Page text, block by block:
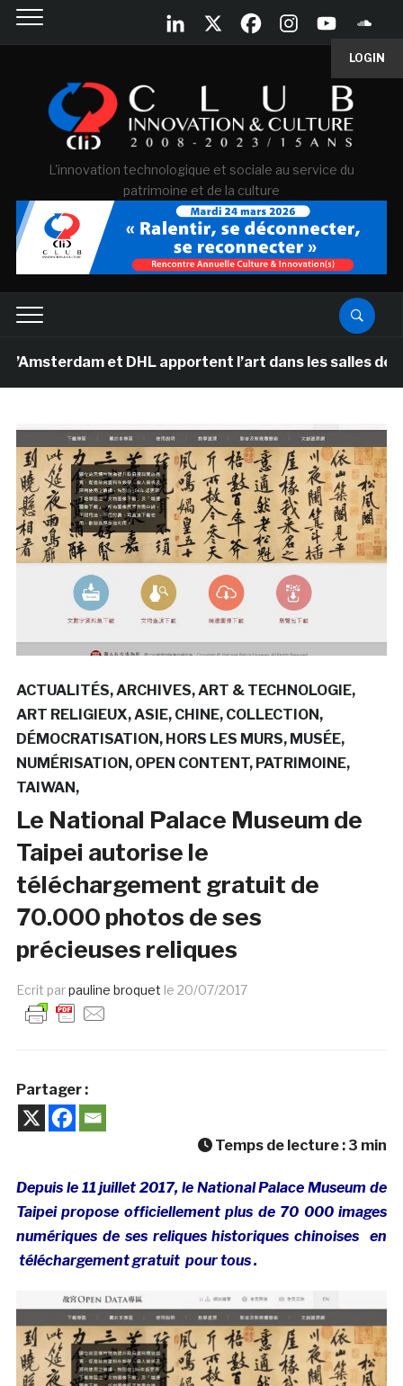
LOGIN
L'innovation technologique et sociale au service du
patrimoine et de la culture
et DHL apportent l’art dans les salles de classe
ACTUALITÉS ARCHIVES ART & TECHNOLOGIE
ART RELIGIEUX ASIE CHINE COLLECTION
DÉMOCRATISATION HORS LES MURS MUSÉE
NUMÉRISATION OPEN CONTENT PATRIMOINE
TAIWAN
Le National Palace Museum de
Taipei autorise le
téléchargement gratuit de
70.000 photos de ses
précieuses reliques
Ecrit parpauline broquet le 20/07/2017
Partager :
Temps de lecture : 3 min
Depuis le 11 juillet 2017, le National Palace Museum de
Taipei propose officiellement plus de 70 000 images
numériques de ses reliques historiques chinoises en
téléchargement gratuit pour tous .